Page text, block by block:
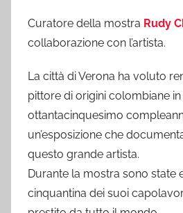
Curatore della mostra Rudy
collaborazione con l’artista.
La città di Verona ha voluto
pittore di origini colombiane in
ottantacinquesimo
un’esposizione che
questo grande artista.
Durante la mostra sono state
cinquantina dei suoi